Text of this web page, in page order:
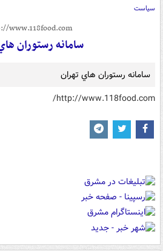
سیاست
www.118food.com/
سامانه رستوران
سامانه رستوران هاي تهران
http://www.118food.com/